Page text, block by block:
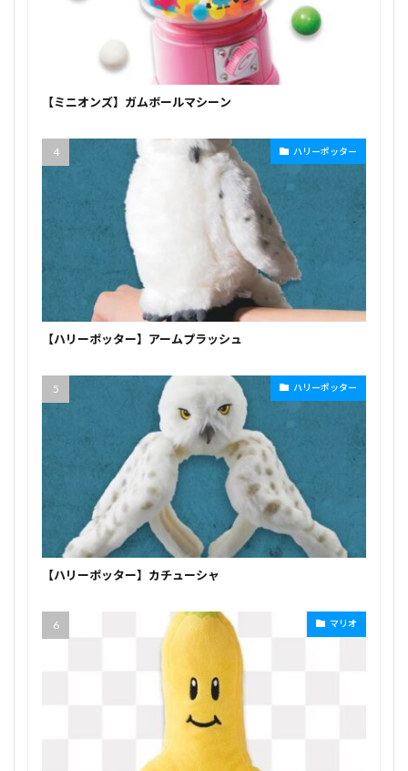
【ミニオンズ】ガムボールマシーン
ハリーポッター
【ハリーポッター】アームプラッシュ
ハリーポッター
【ハリーポッター】カチューシャ
マリオ